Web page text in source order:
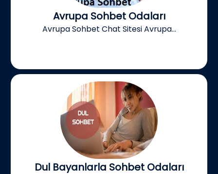
Avrupa Sohbet Odaları
Avrupa Sohbet Chat Sitesi Avrupa...
Dul Bayanlarla Sohbet Odaları